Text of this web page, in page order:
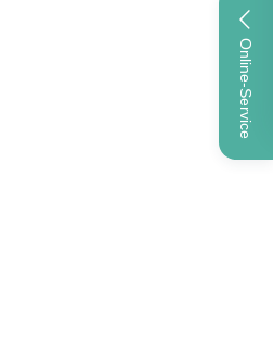
Online-Service